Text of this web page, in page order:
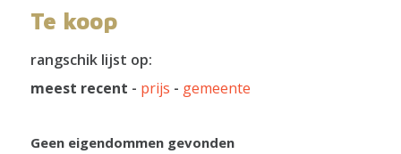
Te koop
rangschik lijst op:
meest recent - prijs - gemeente
Geen eigendommen gevonden